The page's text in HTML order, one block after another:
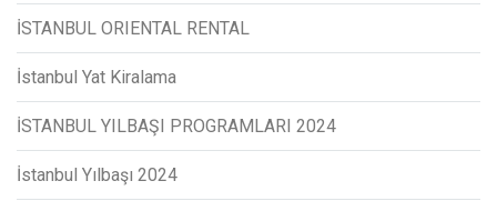
İSTANBUL ORIENTAL RENTAL
İstanbul Yat Kiralama
İSTANBUL YILBAŞI PROGRAMLARI 2024
İstanbul Yılbaşı 2024